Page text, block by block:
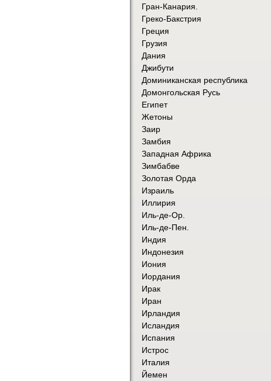
Гран-Канария.
Греко-Бакстрия
Греция
Грузия
Дания
Джибути
Доминиканская республика
Домонгольская Русь
Египет
Жетоны
Заир
Замбия
Западная Африка
Зимбабве
Золотая Орда
Израиль
Иллирия
Иль-де-Ор.
Иль-де-Пен.
Индия
Индонезия
Иония
Иордания
Ирак
Иран
Ирландия
Исландия
Испания
Истрос
Италия
Йемен